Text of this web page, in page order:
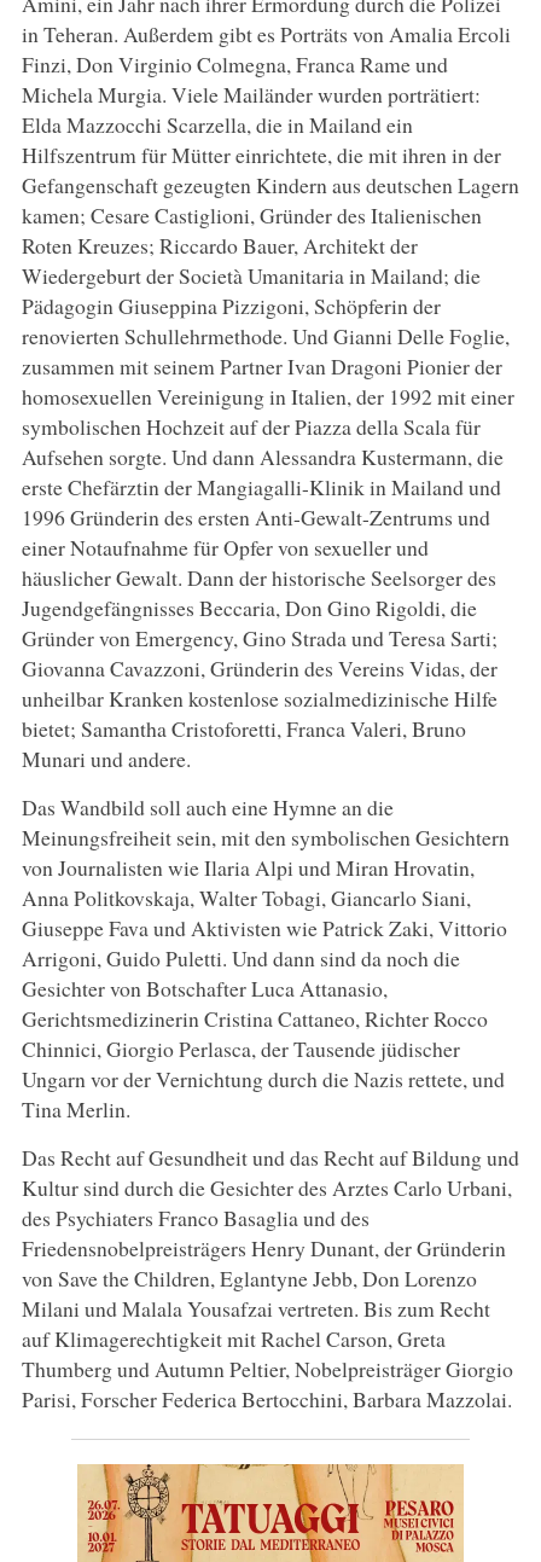
in Teheran. Außerdem gibt es Porträts von Amalia Ercoli
Finzi, Don Virginio Colmegna, Franca Rame und
Michela Murgia. Viele Mailänder wurden porträtiert:
Elda Mazzocchi Scarzella, die in Mailand ein
Hilfszentrum für Mütter einrichtete, die mit ihren in der
Gefangenschaft gezeugten Kindern aus deutschen Lagern
kamen; Cesare Castiglioni, Gründer des Italienischen
Roten Kreuzes; Riccardo Bauer, Architekt der
Wiedergeburt der Società Umanitaria in Mailand; die
Pädagogin Giuseppina Pizzigoni, Schöpferin der
renovierten Schullehrmethode. Und Gianni Delle Foglie,
zusammen mit seinem Partner Ivan Dragoni Pionier der
homosexuellen Vereinigung in Italien, der 1992 mit einer
symbolischen Hochzeit auf der Piazza della Scala für
Aufsehen sorgte. Und dann Alessandra Kustermann, die
erste Chefärztin der Mangiagalli-Klinik in Mailand und
1996 Gründerin des ersten Anti-Gewalt-Zentrums und
einer Notaufnahme für Opfer von sexueller und
häuslicher Gewalt. Dann der historische Seelsorger des
Jugendgefängnisses Beccaria, Don Gino Rigoldi, die
Gründer von Emergency, Gino Strada und Teresa Sarti;
Giovanna Cavazzoni, Gründerin des Vereins Vidas, der
unheilbar Kranken kostenlose sozialmedizinische Hilfe
bietet; Samantha Cristoforetti, Franca Valeri, Bruno
Munari und andere.
Das Wandbild soll auch eine Hymne an die
Meinungsfreiheit sein, mit den symbolischen Gesichtern
von Journalisten wie Ilaria Alpi und Miran Hrovatin,
Anna Politkovskaja, Walter Tobagi, Giancarlo Siani,
Giuseppe Fava und Aktivisten wie Patrick Zaki, Vittorio
Arrigoni, Guido Puletti. Und dann sind da noch die
Gesichter von Botschafter Luca Attanasio,
Gerichtsmedizinerin Cristina Cattaneo, Richter Rocco
Chinnici, Giorgio Perlasca, der Tausende jüdischer
Ungarn vor der Vernichtung durch die Nazis rettete, und
Tina Merlin.
Das Recht auf Gesundheit und das Recht auf Bildung und
Kultur sind durch die Gesichter des Arztes Carlo Urbani,
des Psychiaters Franco Basaglia und des
Friedensnobelpreisträgers Henry Dunant, der Gründerin
von Save the Children, Eglantyne Jebb, Don Lorenzo
Milani und Malala Yousafzai vertreten. Bis zum Recht
auf Klimagerechtigkeit mit Rachel Carson, Greta
Thumberg und Autumn Peltier, Nobelpreisträger Giorgio
Parisi, Forscher Federica Bertocchini, Barbara Mazzolai.